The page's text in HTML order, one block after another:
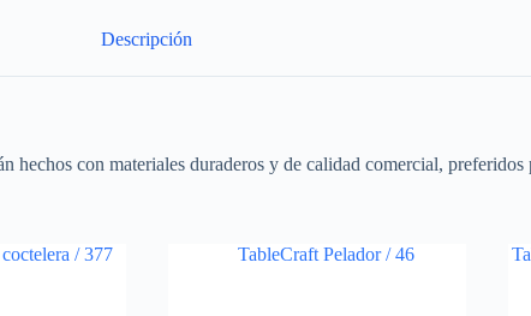
Descripción
hechos con materiales duraderos y de calidad comercial,